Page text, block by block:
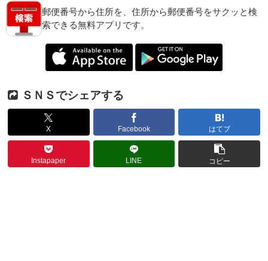
郵便番号から住所を、住所から郵便番号をサクッと検
索できる無料アプリです。
ＳＮＳでシェアする
X Facebook はてブ
Instapaper LINE コピー